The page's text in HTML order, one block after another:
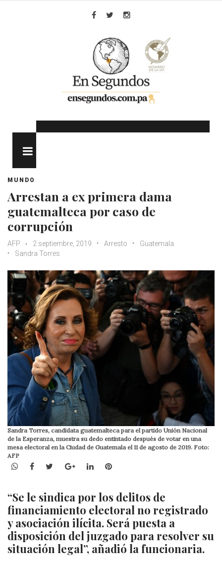
MUNDO
Arrestan a ex primera dama
guatemalteca por caso de
corrupción
AFP 2 septiembre, 2019 Arresto
Guatemala
Sandra Torres
Sandra Torres, candidata guatemalteca para el partido Unión Nacional
de la Esperanza, muestra su dedo entintado después de votar en una
mesa electoral en la Ciudad de Guatemala el 11 de agosto de 2019. Foto:
AFP
WhatsApp
Facebook
TwitterGoogle+LinkedInPinterest
“Se le sindica por los delitos de
financiamiento electoral no registrado
y asociación ilícita. Será puesta a
disposición del juzgado para resolver su
situación legal”, añadió la funcionaria.